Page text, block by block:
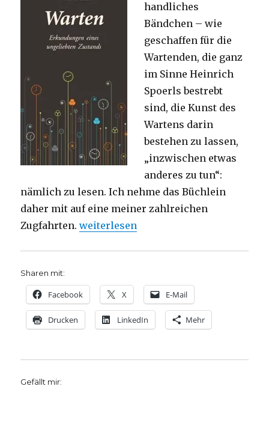
handliches
Bändchen – wie
geschaffen für die
Wartenden, die ganz
im Sinne Heinrich
Spoerls bestrebt
sind, die Kunst des
Wartens darin
bestehen zu lassen,
„inzwischen etwas
anderes zu tun“:
nämlich zu lesen. Ich nehme das Büchlein
daher mit auf eine meiner zahlreichen
Zugfahrten.„Vom Stress des Stillstands,
weiterlesen
Sharen mit:
Facebook X E-Mail
Drucken LinkedIn Mehr
Gefällt mir: